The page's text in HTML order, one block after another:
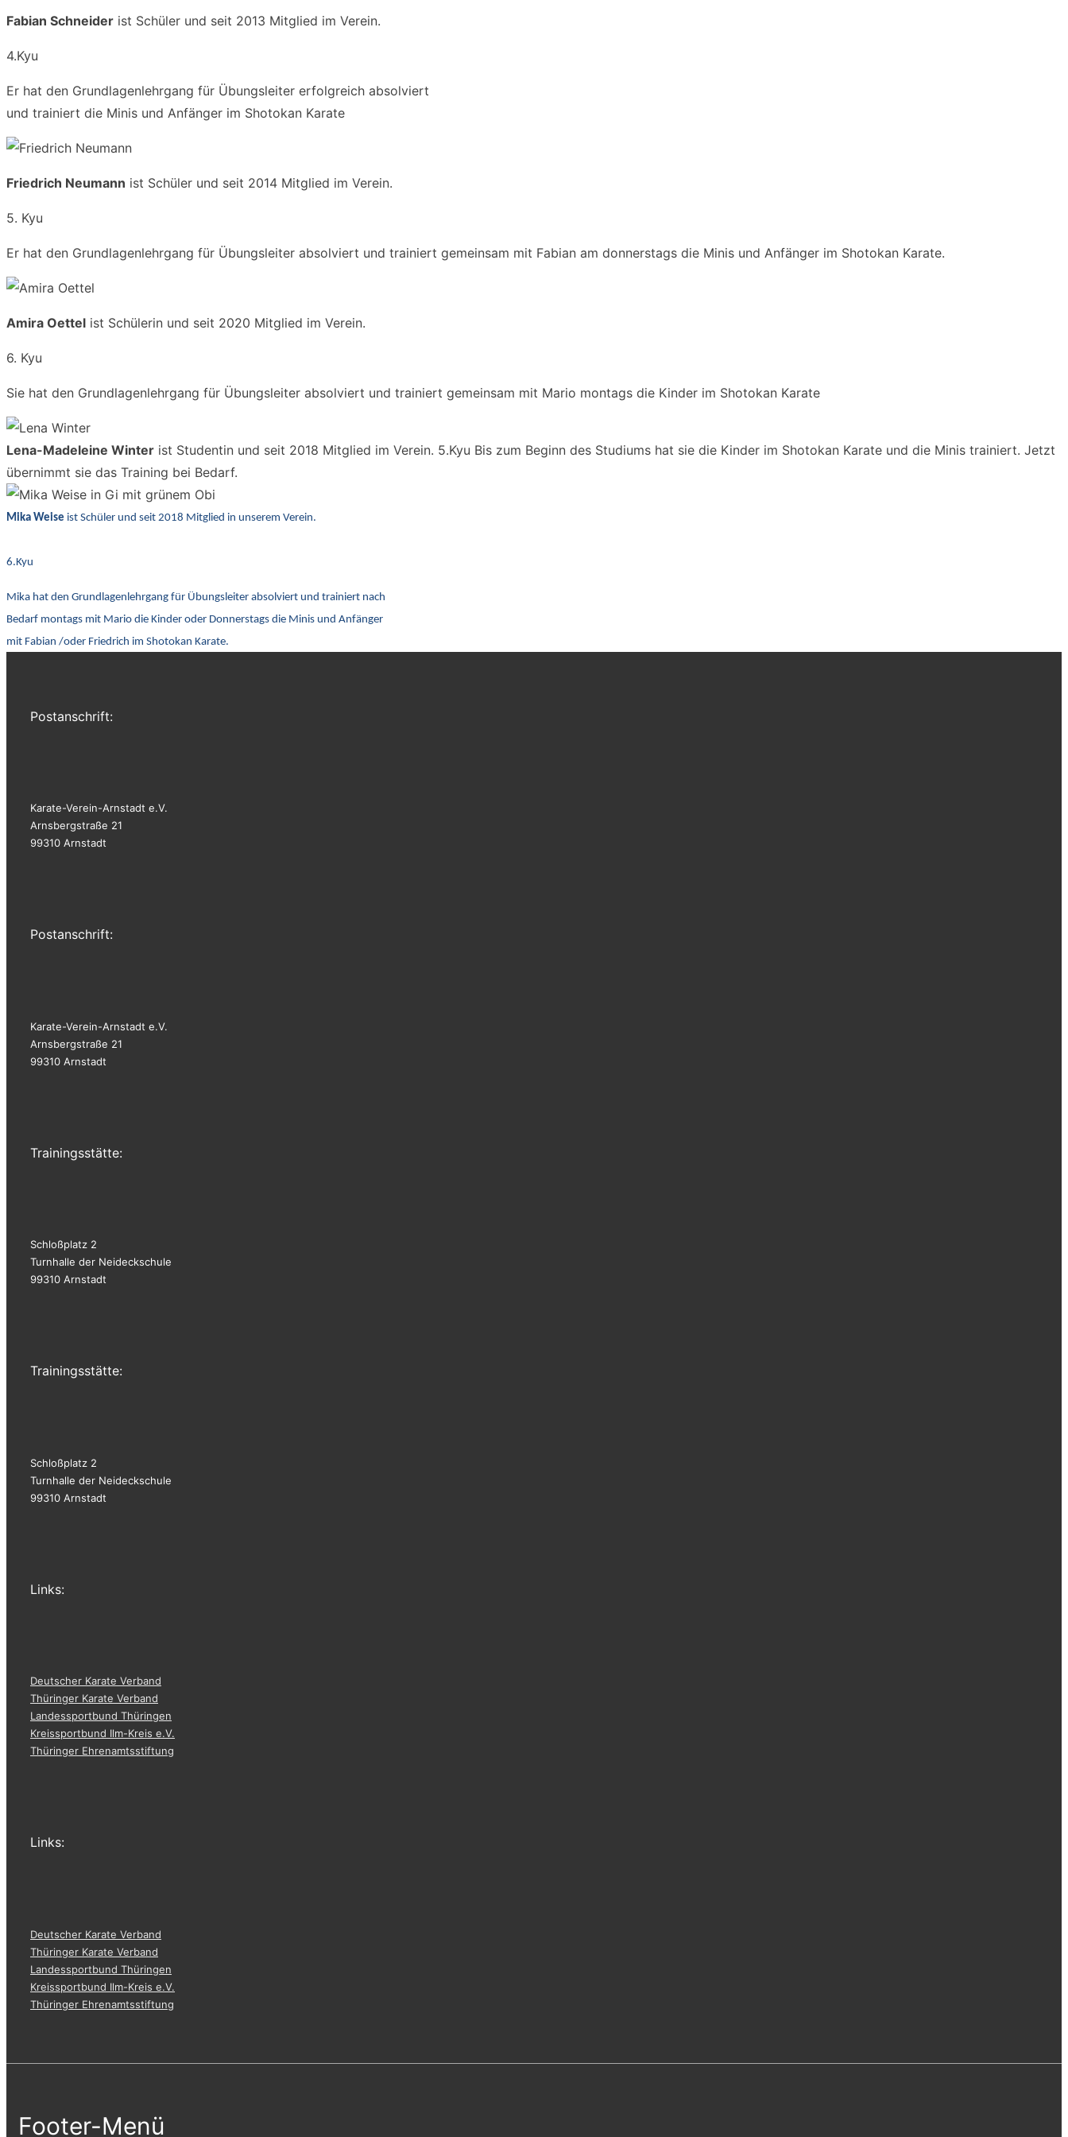
Fabian Schneider ist Schüler und seit 2013 Mitglied im Verein.
4.Kyu
Er hat den Grundlagenlehrgang für Übungsleiter erfolgreich absolviert
und trainiert die Minis und Anfänger im Shotokan Karate
Friedrich Neumann ist Schüler und seit 2014 Mitglied im Verein.
5. Kyu
Er hat den Grundlagenlehrgang für Übungsleiter absolviert und trainiert gemeinsam mit Fabian am donnerstags die Minis und Anfänger im Shotokan Karate.
Amira Oettel ist Schülerin und seit 2020 Mitglied im Verein.
6. Kyu
Sie hat den Grundlagenlehrgang für Übungsleiter absolviert und trainiert gemeinsam mit Mario montags die Kinder im Shotokan Karate
Lena-Madeleine Winter ist Studentin und seit 2018 Mitglied im Verein. 5.Kyu Bis zum Beginn des Studiums hat sie die Kinder im Shotokan Karate und die Minis trainiert. Jetzt
übernimmt sie das Training bei Bedarf.
Mika Weise ist Schüler und seit 2018 Mitglied in unserem Verein.
6.Kyu
Mika hat den Grundlagenlehrgang für Übungsleiter absolviert und trainiert nach
Bedarf montags mit Mario die Kinder oder Donnerstags die Minis und Anfänger
mit Fabian /oder Friedrich im Shotokan Karate.
Postanschrift:
Karate-Verein-Arnstadt e.V.
Arnsbergstraße 21
99310 Arnstadt
Postanschrift:
Karate-Verein-Arnstadt e.V.
Arnsbergstraße 21
99310 Arnstadt
Trainingsstätte:
Schloßplatz 2
Turnhalle der Neideckschule
99310 Arnstadt
Trainingsstätte:
Schloßplatz 2
Turnhalle der Neideckschule
99310 Arnstadt
Links:
Deutscher Karate Verband
Thüringer Karate Verband
Landessportbund Thüringen
Kreissportbund Ilm-Kreis e.V.
Thüringer Ehrenamtsstiftung
Links:
Deutscher Karate Verband
Thüringer Karate Verband
Landessportbund Thüringen
Kreissportbund Ilm-Kreis e.V.
Thüringer Ehrenamtsstiftung
Footer-Menü